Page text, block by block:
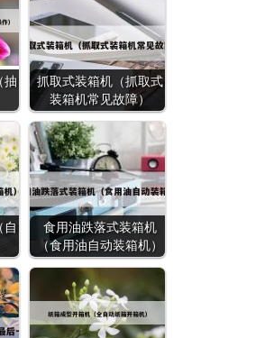
抽
抓取式装箱机（抓取式
装箱机常见故障）
自
食用油跌落式装箱机
（食用油自动装箱机）